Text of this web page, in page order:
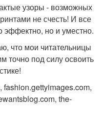
узоры - возможных
не счесть! И все
эффектно, но и уместно.
что мои читательницы
точно под силу освоить
the-